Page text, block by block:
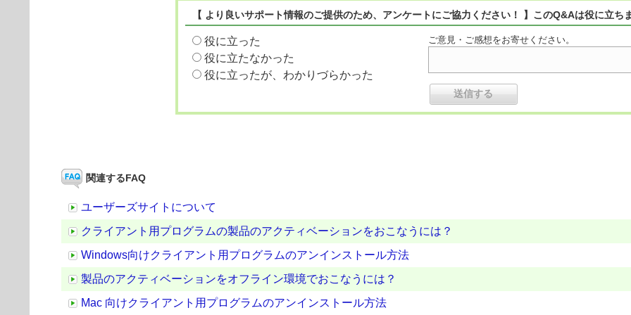
【 より良いサポート情報のご提供のため、アンケートにご協力ください！ 】このQ&Aは役に立ち
役に立った
役に立たなかった
役に立ったが、わかりづらかった
ご意見・ご感想をお寄せください。
関連するFAQ
ユーザーズサイトについて
クライアント用プログラムの製品のアクティベーションをおこなうには？
Windows向けクライアント用プログラムのアンインストール方法
製品のアクティベーションをオフライン環境でおこなうには？
Mac 向けクライアント用プログラムのアンインストール方法